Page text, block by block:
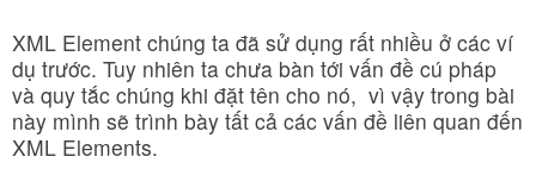
XML Element chúng ta đã sử dụng rất nhiều ở các ví
dụ trước. Tuy nhiên ta chưa bàn tới vấn đề cú pháp
và quy tắc chúng khi đặt tên cho nó, vì vậy trong bài
này mình sẽ trình bày tất cả các vấn đề liên quan đến
XML Elements.